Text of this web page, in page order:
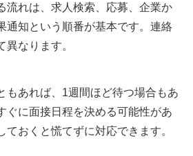
流れは、求人検索、応募、企業か
通知という順番が基本です。連絡
なります。
もあれば、1週間ほど待つ場合もあ
ぐに面接日程を決める可能性があ
ておくと慌てずに対応できます。